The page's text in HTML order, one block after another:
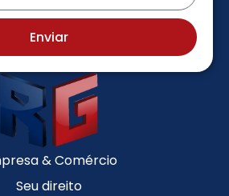
Enviar
& Comércio
Seu direito